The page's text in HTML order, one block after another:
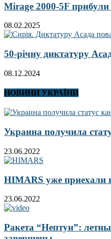
Mirage 2000-5F прибули
08.02.2025
50-річну диктатуру
08.12.2024
НОВИНИ УКРАЇНИ
Украина получила
23.06.2022
HIMARS уже приехали
23.06.2022
Ракета “Нептун”: